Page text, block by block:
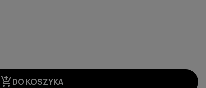
add_shopping_cartDO KOSZYKA